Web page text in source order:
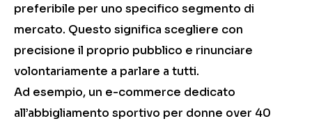
preferibile per uno specifico segmento di
mercato. Questo significa scegliere con
precisione il proprio pubblico e rinunciare
volontariamente a parlare a tutti.
Ad esempio, un e-commerce dedicato
all’abbigliamento sportivo per donne over 40